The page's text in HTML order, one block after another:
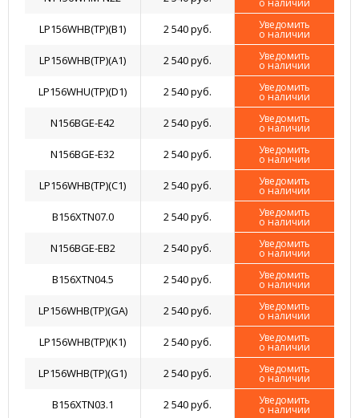
о наличии
LP156WHB(TP)(B1) 2 540 руб. Уведомить
о наличии
LP156WHB(TP)(A1) 2 540 руб. Уведомить
о наличии
LP156WHU(TP)(D1) 2 540 руб. Уведомить
о наличии
N156BGE-E42 2 540 руб. Уведомить
о наличии
N156BGE-E32 2 540 руб. Уведомить
о наличии
LP156WHB(TP)(C1) 2 540 руб. Уведомить
о наличии
B156XTN07.0 2 540 руб. Уведомить
о наличии
N156BGE-EB2 2 540 руб. Уведомить
о наличии
B156XTN04.5 2 540 руб. Уведомить
о наличии
LP156WHB(TP)(GA) 2 540 руб. Уведомить
о наличии
LP156WHB(TP)(K1) 2 540 руб. Уведомить
о наличии
LP156WHB(TP)(G1) 2 540 руб. Уведомить
о наличии
B156XTN03.1 2 540 руб. Уведомить
о наличии